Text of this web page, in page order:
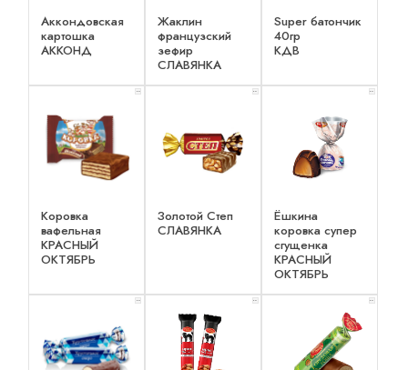
Аккондовская
картошка
АККОНД
Жаклин
французский
зефир
СЛАВЯНКА
Super батончик
40гр
КДВ
x 2
Коровка
вафельная
КРАСНЫЙ
ОКТЯБРЬ
x 2
Золотой Степ
СЛАВЯНКА
x 2
Ёшкина
коровка супер
сгущенка
КРАСНЫЙ
ОКТЯБРЬ
x 2 x 2 x 2